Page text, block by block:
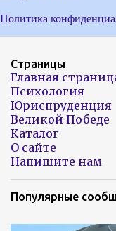
Политика
Страницы
Главная
Психология
Юриспруденция
Великой Победе
Каталог
О сайте
Напишите нам
Популярные